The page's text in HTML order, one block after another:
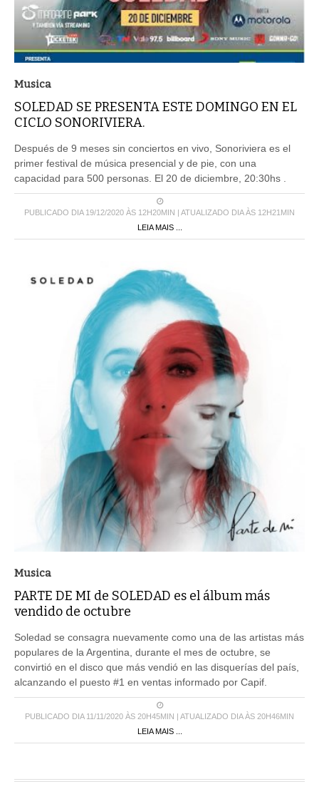
Musica
SOLEDAD SE PRESENTA ESTE DOMINGO EN EL
CICLO SONORIVIERA.
Después de 9 meses sin conciertos en vivo, Sonoriviera es el
primer festival de música presencial y de pie, con una
capacidad para 500 personas. El 20 de diciembre, 20:30hs .
PUBLICADO DIA 19/12/2020 ÀS 12H20MIN | ATUALIZADO DIA ÀS 12H21MIN
LEIA MAIS ...
Musica
PARTE DE MI de SOLEDAD es el álbum más
vendido de octubre
Soledad se consagra nuevamente como una de las artistas más
populares de la Argentina, durante el mes de octubre, se
convirtió en el disco que más vendió en las disquerías del país,
alcanzando el puesto #1 en ventas informado por Capif.
PUBLICADO DIA 11/11/2020 ÀS 20H45MIN | ATUALIZADO DIA ÀS 20H46MIN
LEIA MAIS ...